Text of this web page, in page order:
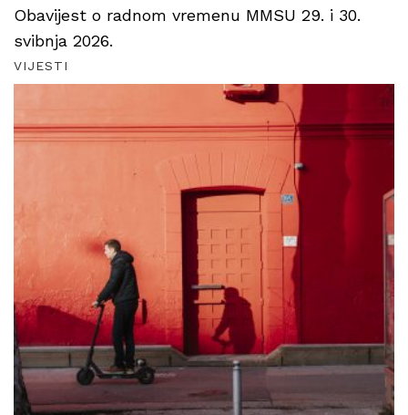
Obavijest o radnom vremenu MMSU 29. i 30.
svibnja 2026.
VIJESTI